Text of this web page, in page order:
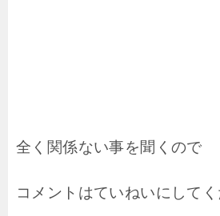
全く関係ない事を聞くので
コメントはていねいにしてく